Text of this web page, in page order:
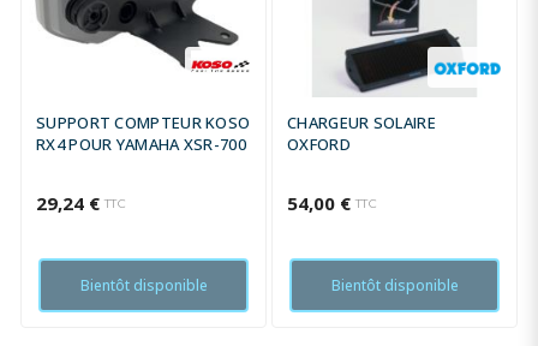
SUPPORT COMPTEUR KOSO
RX4 POUR YAMAHA XSR-700
29,24 € TTC
Bientôt disponible
CHARGEUR SOLAIRE
OXFORD
54,00 € TTC
Bientôt disponible